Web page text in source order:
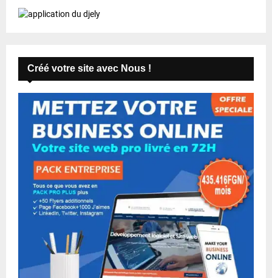
Créé votre site avec Nous !